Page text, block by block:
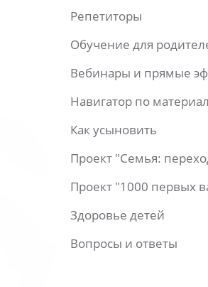
Репетиторы
Обучение для
Вебинары и прямые
Навигатор по
Как усыновить
Проект "Семья:
Проект "1000 первых
Здоровье детей
Вопросы и ответы